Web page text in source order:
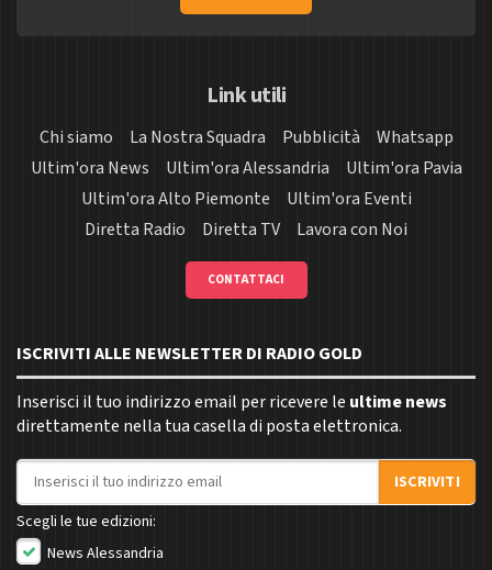
Link utili
Chi siamo La Nostra Squadra Pubblicità
Whatsapp
Ultim'ora News
Ultim'ora Alessandria
Ultim'ora Pavia
Ultim'ora Alto Piemonte
Ultim'ora Eventi
Diretta Radio
Diretta TV Lavora con Noi
CONTATTACI
ISCRIVITI ALLE NEWSLETTER DI RADIO GOLD
Inserisci il tuo indirizzo email per ricevere le ultime news
direttamente nella tua casella di posta elettronica.
Indirizzo email
ISCRIVITI
Scegli le tue edizioni:
News Alessandria